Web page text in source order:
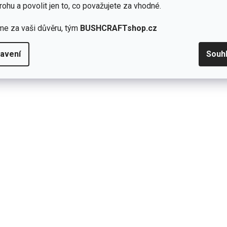
a povolit jen to, co považujete za vhodné.
za vaši důvěru, tým BUSHCRAFTshop.cz
Hodnocení produktu je 5 z 5
15.5.2025
Prostě lihové kostky, dostatečný počet za